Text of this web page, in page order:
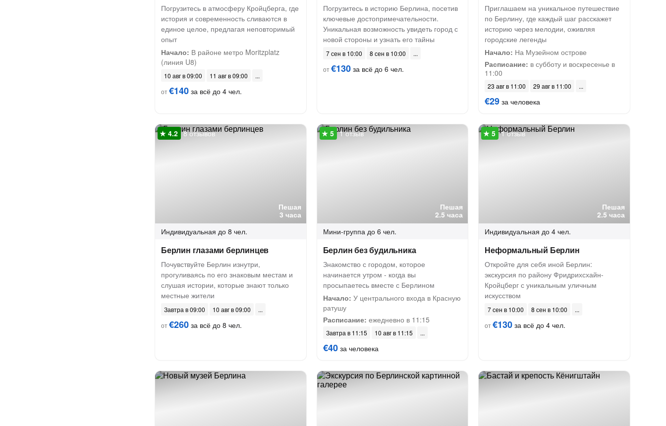
Погрузитесь в атмосферу Кройцберга, где
история и современность сливаются в
единое целое, предлагая неповторимый
опыт
Начало: В районе метро Moritzplatz
(линия U8)
10 авг в 09:00
11 авг в 09:00
от€140 за всё до 4 чел.
Погрузитесь в историю Берлина, посетив
ключевые достопримечательности.
Уникальная возможность увидеть город с
новой стороны и узнать его тайны
7 сен в 10:00
8 сен в 10:00
от€130за всё до 6 чел.
Приглашаем на уникальное путешествие
по Берлину, где каждый шаг расскажет
историю через мелодии, оживляя
городские легенды
Начало: На Музейном острове
Расписание: в субботу и воскресенье в
11:00
23 авг в 11:00 29 авг в 11:00
€29 за человека
Пешая
3 часа
8 отзывов
Индивидуальная до 8 чел.
Берлин глазами берлинцев
Почувствуйте Берлин изнутри,
прогуливаясь по его знаковым местам и
слушая истории, которые знают только
местные жители
Завтра в 09:00
10 авг в 09:00
от€260 за всё до 8 чел.
Пешая
2.5 часа
1 отзыв
Мини-группа до 6 чел.
Берлин без будильника
Знакомство с городом, которое
начинается утром - когда вы
просыпаетесь вместе с Берлином
Начало: У центрального входа в Красную
ратушу
Расписание: ежедневно в 11:15
Завтра в 11:15 10 авг в 11:15
€40за человека
Пешая
2.5 часа
1 отзыв
Индивидуальная до 4 чел.
Неформальный Берлин
Откройте для себя иной Берлин:
экскурсия по району Фридрихсхайн-
Кройцберг с уникальным уличным
искусством
7 сен в 10:00
8 сен в 10:00
от€130 за всё до 4 чел.